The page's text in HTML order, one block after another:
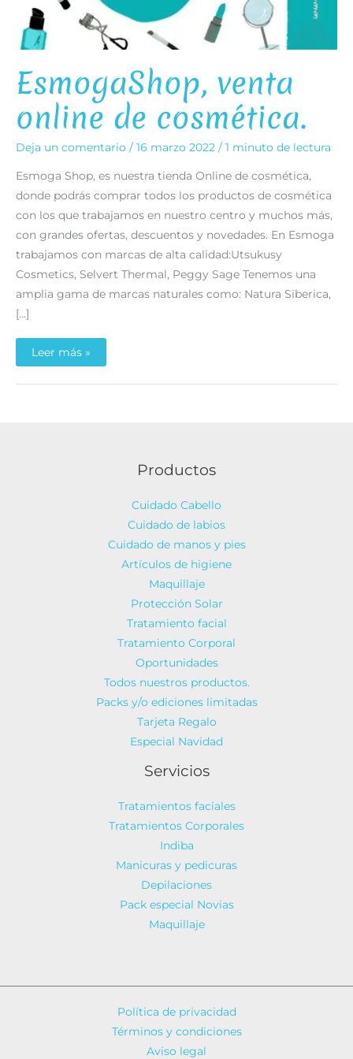
EsmogaShop, venta
online de cosmética.
Deja un comentario / 16 marzo 2022 / 1 minuto de lectura
Esmoga Shop, es nuestra tienda Online de cosmética,
donde podrás comprar todos los productos de cosmética
con los que trabajamos en nuestro centro y muchos más,
con grandes ofertas, descuentos y novedades. En Esmoga
trabajamos con marcas de alta calidad:Utsukusy
Cosmetics, Selvert Thermal, Peggy Sage Tenemos una
amplia gama de marcas naturales como: Natura Siberica,
[…]
EsmogaShop,
venta
online
cosmética.
Leer más »
Productos
Cuidado Cabello
Cuidado de labios
Cuidado de manos y pies
Artículos de higiene
Maquillaje
Protección Solar
Tratamiento facial
Tratamiento Corporal
Oportunidades
Todos nuestros productos.
Packs y/o ediciones limitadas
Tarjeta Regalo
Especial Navidad
Servicios
Tratamientos faciales
Tratamientos Corporales
Indiba
Manicuras y pedicuras
Depilaciones
Pack especial Novias
Maquillaje
Política de privacidad
Términos y condiciones
Aviso legal